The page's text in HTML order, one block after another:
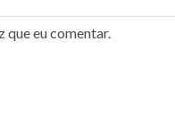
que eu comentar.